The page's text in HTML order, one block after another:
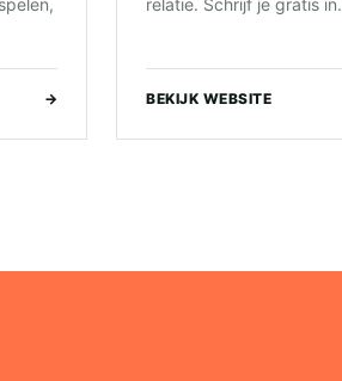
→
relatie. Schrijf je gratis in.
BEKIJK WEBSITE